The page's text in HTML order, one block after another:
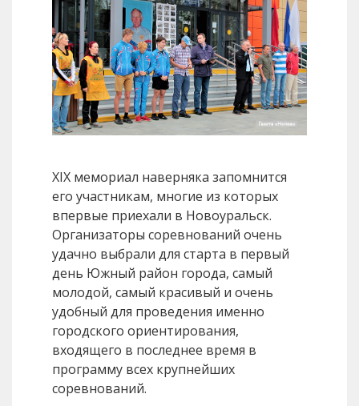
XIX мемориал наверняка запомнится
его участникам, многие из которых
впервые приехали в Новоуральск.
Организаторы соревнований очень
удачно выбрали для старта в первый
день Южный район города, самый
молодой, самый красивый и очень
удобный для проведения именно
городского ориентирования,
входящего в последнее время в
программу всех крупнейших
соревнований.